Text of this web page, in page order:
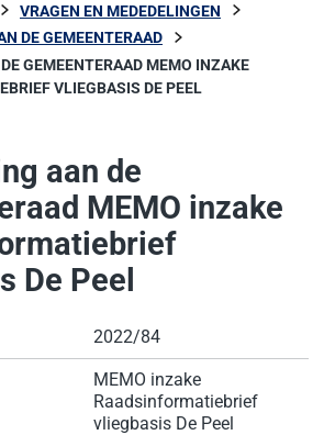
VRAGEN EN MEDEDELINGEN
DE GEMEENTERAAD
GEMEENTERAAD MEMO INZAKE
VLIEGBASIS DE PEEL
aan de
MEMO inzake
De Peel
2022/84
MEMO inzake
Raadsinformatiebrief
vliegbasis De Peel